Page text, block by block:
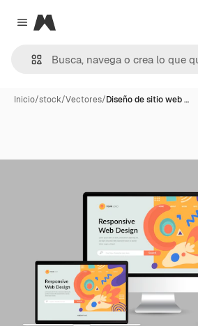
Close menu
Magnific
Inicio/stock/Vectores/Diseño de sitio web …